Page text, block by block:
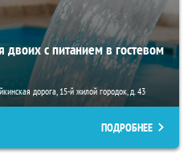
с питанием в гостевом
дорога, 15-й жилой городок, д. 43
ПОДРОБНЕЕ